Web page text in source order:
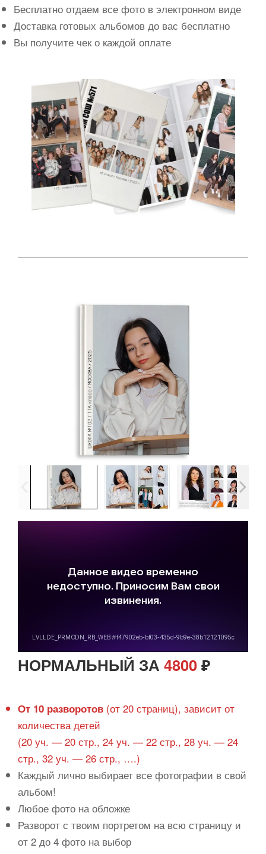
Бесплатно отдаем все фото в электронном виде
Доставка готовых альбомов до вас бесплатно
Вы получите чек о каждой оплате
НОРМАЛЬНЫЙ ЗА 4800₽
От 10 разворотов (от 20 страниц), зависит от
количества детей
(20 уч. — 20 стр., 24 уч. — 22 стр., 28 уч. — 24
стр., 32 уч. — 26 стр., ….)
Каждый лично выбирает все фотографии в свой
альбом!
Любое фото на обложке
Разворот с твоим портретом на всю страницу и
от 2 до 4 фото на выбор